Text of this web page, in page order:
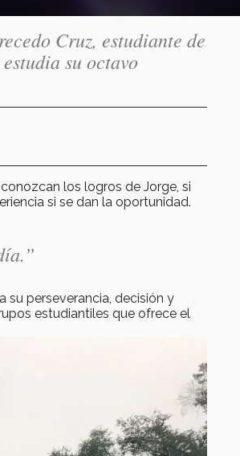
Cruz, estudiante de
su octavo
los logros de Jorge, si
si se dan la oportunidad.
su perseverancia, decisión y
estudiantiles que ofrece el